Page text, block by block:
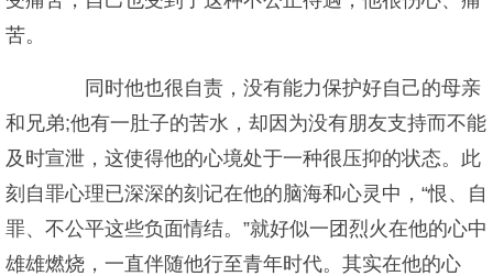
苦。
同时他也很自责，没有能力保护好自己的母亲
和兄弟;他有一肚子的苦水，却因为没有朋友支持而不能
及时宣泄，这使得他的心境处于一种很压抑的状态。此
刻自罪心理已深深的刻记在他的脑海和心灵中，“恨、自
罪、不公平这些负面情结。”就好似一团烈火在他的心中
雄雄燃烧，一直伴随他行至青年时代。其实在他的心